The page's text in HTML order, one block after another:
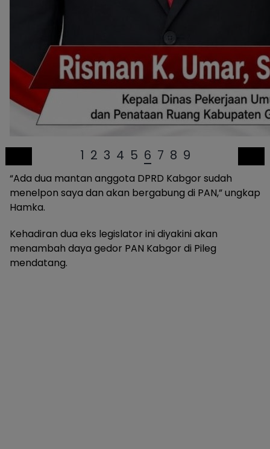
1 2 3 4 5 6 7 8 9
“Ada dua mantan anggota DPRD Kabgor sudah
menelpon saya dan akan bergabung di PAN,” ungkap
Hamka.
Kehadiran dua eks legislator ini diyakini akan
menambah daya gedor PAN Kabgor di Pileg
mendatang.